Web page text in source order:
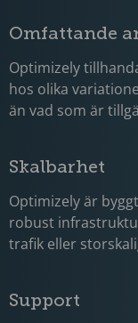
Omfattande
Optimizely
hos olika
än vad som är
Skalbarhet
Optimizely är
robust
trafik eller
Support